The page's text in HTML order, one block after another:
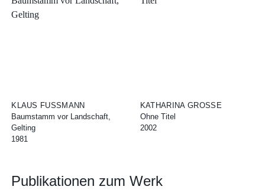
KLAUS FUSSMANN
Baumstamm vor Landschaft,
Gelting
1981
KATHARINA GROSSE
Ohne Titel
2002
Publikationen zum Werk